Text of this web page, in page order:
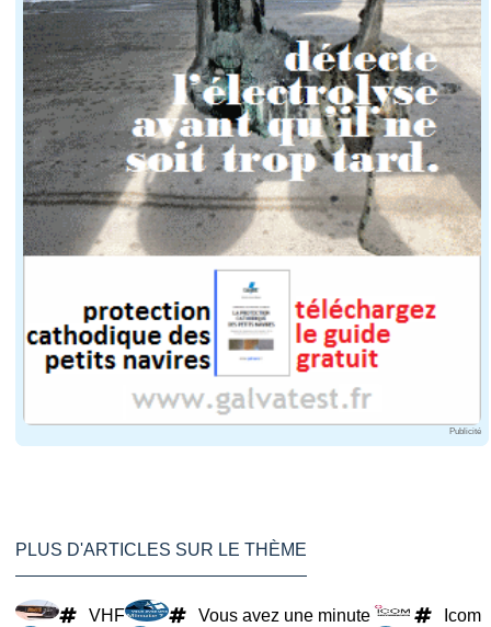
Publicité
PLUS D'ARTICLES SUR LE THÈME
VHF Vous avez une minute Icom